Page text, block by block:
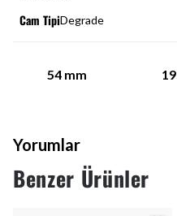
Cam TipiDegrade
54 mm 19
Yorumlar
Benzer Ürünler